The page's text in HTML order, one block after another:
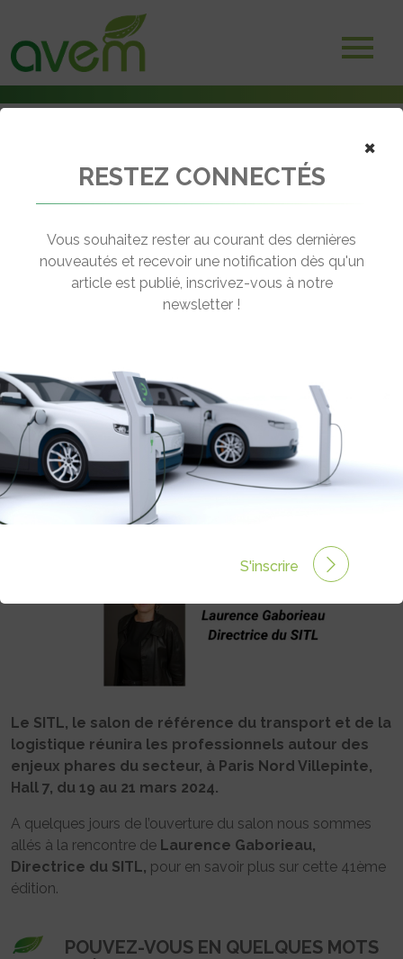
Rendez-vous dans quelques jours pour le SITL
← Revenir aux actualités
JOURS POUR LE SITL
Rédigé par Sandrine Henry le 14 Mar 2024 à 06:00
commentaires
Le SITL, le salon de référence du transport et de la
logistique réunira les professionnels autour des
enjeux phares du secteur, à Paris Nord Villepinte,
Hall 7, du 19 au 21 mars 2024.
A quelques jours de l’ouverture du salon nous sommes
allés à la rencontre de Laurence Gaborieau,
Directrice du SITL, pour en savoir plus sur cette 41ème
édition.
POUVEZ-VOUS EN QUELQUES MOTS
×
RESTEZ CONNECTÉS
Vous souhaitez rester au courant des dernières
nouveautés et recevoir une notification dès qu'un
article est publié, inscrivez-vous à notre
newsletter !
S'inscrire